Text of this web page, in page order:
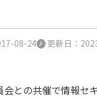
08-24 更新日：
との共催で情報セ